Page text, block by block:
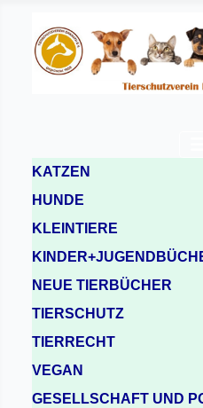
KATZEN
HUNDE
KLEINTIERE
NEUE TIERBÜCHER
TIERSCHUTZ
TIERRECHT
VEGAN
GESELLSCHAFT UND